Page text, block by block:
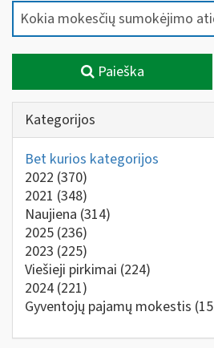
Paieška
Kategorijos
Bet kurios kategorijos
2022 (370)
2021 (348)
Naujiena (314)
2025 (236)
2023 (225)
Viešieji pirkimai (224)
2024 (221)
Gyventojų pajamų mokestis